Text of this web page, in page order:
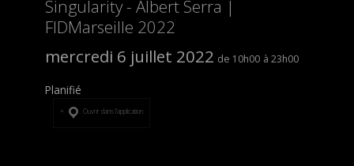
Singularity - Albert Serra |
FIDMarseille 2022
mercredi 6 juillet 2022
10h00 23h00
Planifié
Ouvrir dans l’application